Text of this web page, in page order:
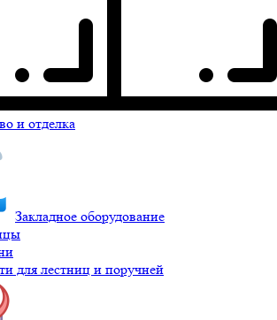
и отделка
Закладное оборудование
для лестниц и поручней